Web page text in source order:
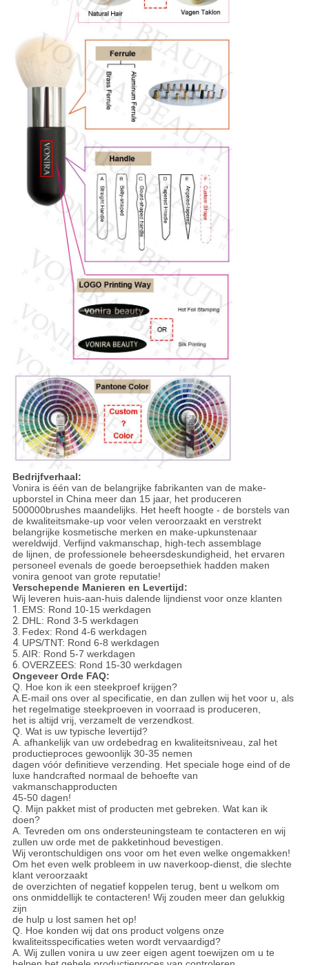
Bedrijfverhaal:
Vonira is één van de belangrijke fabrikanten van de make-
upborstel in China meer dan 15 jaar, het produceren
500000brushes maandelijks. Het heeft hoogte - de borstels van
de kwaliteitsmake-up voor velen veroorzaakt en verstrekt
belangrijke kosmetische merken en make-upkunstenaar
wereldwijd. Verfijnd vakmanschap, high-tech assemblage
de lijnen, de professionele beheersdeskundigheid, het ervaren
personeel evenals de goede beroepsethiek hadden maken
vonira genoot van grote reputatie!
Verschepende Manieren en Levertijd:
Wij leveren huis-aan-huis dalende lijndienst voor onze klanten
1. EMS: Rond 10-15 werkdagen
2. DHL: Rond 3-5 werkdagen
3. Fedex: Rond 4-6 werkdagen
4. UPS/TNT: Rond 6-8 werkdagen
5. AIR: Rond 5-7 werkdagen
6. OVERZEES: Rond 15-30 werkdagen
Ongeveer Orde FAQ:
Q. Hoe kon ik een steekproef krijgen?
A.E-mail ons over al specificatie, en dan zullen wij het voor u, als
het regelmatige steekproeven in voorraad is produceren,
het is altijd vrij, verzamelt de verzendkost.
Q. Wat is uw typische levertijd?
A. afhankelijk van uw ordebedrag en kwaliteitsniveau, zal het
productieproces gewoonlijk 30-35 nemen
dagen vóór definitieve verzending. Het speciale hoge eind of de
luxe handcrafted normaal de behoefte van
vakmanschapproducten
45-50 dagen!
Q. Mijn pakket mist of producten met gebreken. Wat kan ik
doen?
A. Tevreden om ons ondersteuningsteam te contacteren en wij
zullen uw orde met de pakketinhoud bevestigen.
Wij verontschuldigen ons voor om het even welke ongemakken!
Om het even welk probleem in uw naverkoop-dienst, die slechte
klant veroorzaakt
de overzichten of negatief koppelen terug, bent u welkom om
ons onmiddellijk te contacteren! Wij zouden meer dan gelukkig
zijn
de hulp u lost samen het op!
Q. Hoe konden wij dat ons product volgens onze
kwaliteitsspecificaties weten wordt vervaardigd?
A. Wij zullen vonira u uw zeer eigen agent toewijzen om u te